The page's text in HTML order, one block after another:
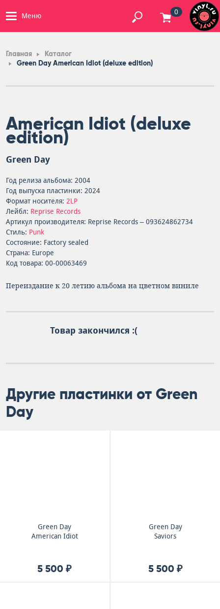
Меню 0
Главная
Каталог
Green Day American Idiot (deluxe edition)
American Idiot (deluxe
edition)
Green Day
Год релиза альбома: 2004
Год выпуска пластинки: 2024
Формат носителя: 2LP
Лейбл: Reprise Records
Артикул производителя: Reprise Records – 093624862734
Стиль: Punk
Состояние: Factory sealed
Страна: Europe
Код товара: 00-00063469
Переиздание к 20 летию альбома на цветном виниле
Товар закончился :(
Другие пластинки от Green
Day
Green Day
American Idiot
5 500 ₽
Green Day
Saviors
5 500 ₽